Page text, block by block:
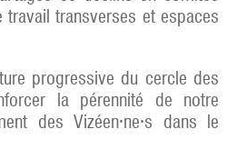
travail transverses et espaces
progressive du cercle des
la pérennité de notre
des Vizéen·ne·s dans le